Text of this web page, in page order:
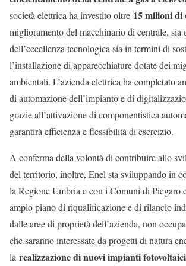
società elettrica ha investito oltre 15 milioni di
miglioramento del macchinario di centrale, sia
dell’eccellenza tecnologica sia in termini di
l’installazione di apparecchiature dotate dei
ambientali. L’azienda elettrica ha completato
di automazione dell’impianto e di
grazie all’attivazione di componentistica
garantirà efficienza e flessibilità di esercizio.
A conferma della volontà di contribuire allo
del territorio, inoltre, Enel sta sviluppando in
la Regione Umbria e con i Comuni di Piegaro
ampio piano di riqualificazione e di rilancio
dalle aree di proprietà dell’azienda, non
che saranno interessate da progetti di natura
la realizzazione di nuovi impianti fotovoltaici